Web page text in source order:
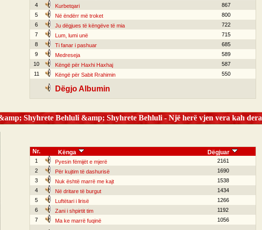
4
Kurbetqari
867
5
Në ëndërr më troket
800
6
Ju dëgjues të këngëve të mia
722
7
Lum, lumi unë
715
8
Ti fanar i pashuar
685
9
Medreseja
589
10
Këngë për Haxhi Haxhaj
587
11
Këngë për Sabit Rrahimin 550
Dëgjo Albumin
Shyhrete Behluli &amp; Shyhrete Behluli - Një herë vjen vera kah dera
Nr. Kënga Dëgjuar
1 Pyesin fëmijët e mjerë
2161
2
Për kujtim të dashurisë
1690
3
Nuk është marrë me kajt
1538
4
Në dritare të burgut
1434
5
Luftëtari i lirisë
1266
6
Zani i shpirtit tim
1192
7
Ma ke marrë fuqinë 1056